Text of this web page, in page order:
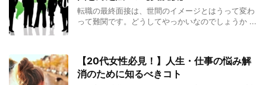
転職の最終面接は、世間のイメージとはうって変わ
って難関です。どうしてやっかいなのでしょうか ...
【20代女性必見！】人生・仕事の悩み解
消のために知るべきコト